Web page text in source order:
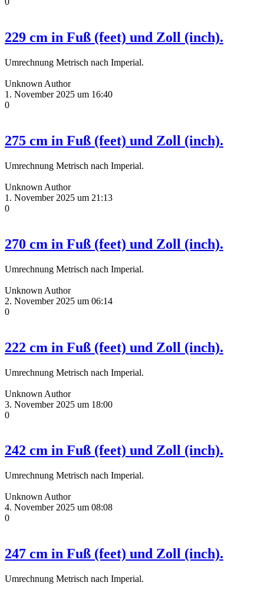
229 cm in Fuß (feet) und Zoll (inch).
Umrechnung Metrisch nach Imperial.
Unknown Author
1. November 2025 um 16:40
0
275 cm in Fuß (feet) und Zoll (inch).
Umrechnung Metrisch nach Imperial.
Unknown Author
1. November 2025 um 21:13
0
270 cm in Fuß (feet) und Zoll (inch).
Umrechnung Metrisch nach Imperial.
Unknown Author
2. November 2025 um 06:14
0
222 cm in Fuß (feet) und Zoll (inch).
Umrechnung Metrisch nach Imperial.
Unknown Author
3. November 2025 um 18:00
0
242 cm in Fuß (feet) und Zoll (inch).
Umrechnung Metrisch nach Imperial.
Unknown Author
4. November 2025 um 08:08
0
247 cm in Fuß (feet) und Zoll (inch).
Umrechnung Metrisch nach Imperial.